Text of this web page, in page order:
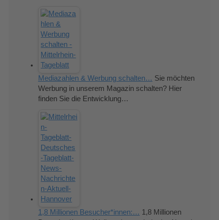
Mediazahlen & Werbung schalten… Sie möchten
Werbung in unserem Magazin schalten? Hier
finden Sie die Entwicklung…
1,8 Millionen Besucher*innen:… 1,8 Millionen